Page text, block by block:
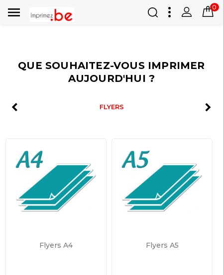
 0
QUE SOUHAITEZ-VOUS IMPRIMER
AUJOURD'HUI ?
FLYERS
Flyers A4 Flyers A5